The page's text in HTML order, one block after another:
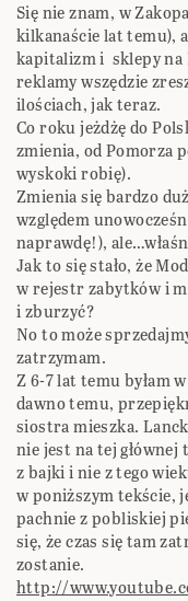
Się nie znam, w
kilkanaście lat temu),
kapitalizm i sklepy na
reklamy wszędzie
ilościach, jak teraz.
Co roku jeżdżę do
zmienia, od Pomorza
wyskoki robię).
Zmienia się bardzo
względem
naprawdę!),
Jak to się stało, że
w rejestr zabytków i
i zburzyć?
No to może
zatrzymam.
Z 6-7 lat temu byłam
dawno temu,
siostra mieszka.
nie jest na tej
z bajki i nie z tego
w poniższym tekście,
pachnie z pobliskiej
się, że czas się tam
zostanie.
http://